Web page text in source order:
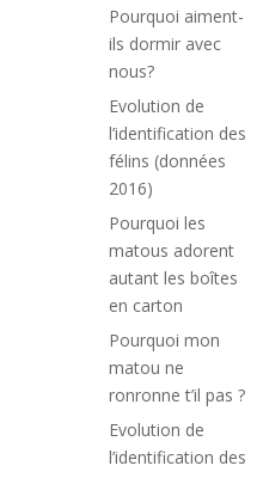
Pourquoi aiment-
ils dormir avec
nous?
Evolution de
l’identification des
félins (données
2016)
Pourquoi les
matous adorent
autant les boîtes
en carton
Pourquoi mon
matou ne
ronronne t’il pas ?
Evolution de
l’identification des